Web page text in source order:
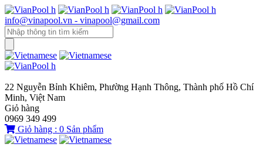
info@vinapool.vn - vinapool@gmail.com
22 Nguyễn Bỉnh Khiêm, Phường Hạnh Thông, Thành phố Hồ Chí
Minh, Việt Nam
Giỏ hàng
0969 349 499
Giỏ hàng : 0 Sản phẩm